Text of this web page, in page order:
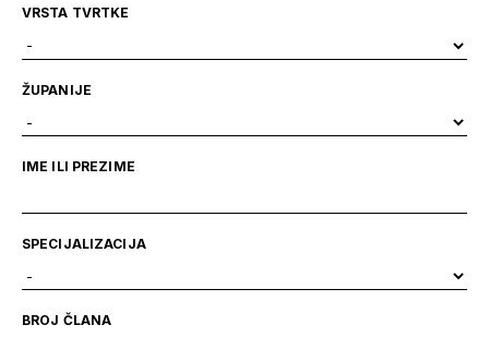
VRSTA TVRTKE
ŽUPANIJE
IME ILI PREZIME
SPECIJALIZACIJA
BROJ ČLANA